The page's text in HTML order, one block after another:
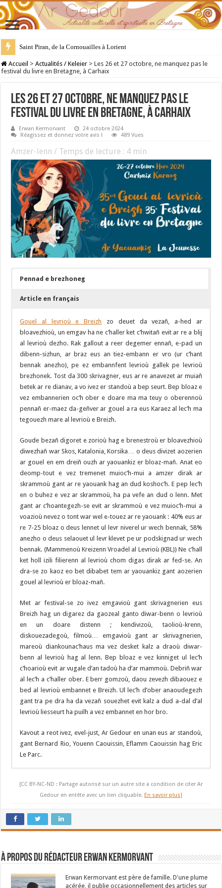
Saint Piran, de la Cornouailles à Lorient
28 juillet : Saint Samson de Dol, père de la Bretagne chrétienne
Accueil > Actualités / Keleier > Les 26 et 27 octobre, ne manquez pas le
festival du livre en Bretagne, à Carhaix
Les 26 et 27 octobre, ne manquez pas le
festival du livre en Bretagne, à Carhaix
Erwan Kermorvant
24 octobre 2024
Réagissez et donnez votre avis !
489 Vues
Amzer-lenn / Temps de lecture : 4 min
Pennad e brezhoneg
Article en français
Gouel al levrioù e Breizh zo deuet da vezañ, a-hed ar
bloavezhioù, un emgav ha ne c’haller ket c’hwitañ evit ar re a blij
al levrioù dezho. Rak gallout a reer degemer ennañ, e-pad un
dibenn-sizhun, ar braz eus an tiez-embann er vro (ur c’hant
bennak anezho), pe ez embannfent levrioù gallek pe levrioù
brezhonek. Tost da 300 skrivagner, eus ar re anavezet ar muiañ
betek ar re dianav, a vo ivez er standoù a bep seurt. Bep bloaz e
vez embannerien oc’h ober e doare ma ma teuy o oberennoù
pennañ er-maez da-geñver ar gouel a ra eus Karaez al lec’h ma
tegouezh mare al levrioù e Breizh.
Goude bezañ digoret e zorioù hag e brenestroù er bloavezhioù
diwezhañ war Skos, Katalonia, Korsika… o deus divizet aozerien
ar gouel en em dreiñ ouzh ar yaouankiz er bloaz-mañ. Anat eo
deomp-tout e vez tremenet muioc’h-mui a amzer dirak ar
skrammoù gant ar re yaouank hag an dud koshoc’h. E pep lec’h
en o buhez e vez ar skrammoù, ha pa vefe an dud o lenn. Met
gant ar c’hoantegezh-se evit ar skrammoù e vez muioc’h-mui a
voazioù nevez o tont war wel e-touez ar re yaouank : 40% eus ar
re 7-25 bloaz o deus lennet ul levr niverel ur wech bennak, 58%
anezho o deus selaouet ul levr klevet pe ur podskignad ur wech
bennak. (Mammenoù Kreizenn Vroadel al Levrioù (KBL)) Ne c’hall
ket holl izili filierenn al levrioù chom digas dirak ar fed-se. An
dra-se zo kaoz eo bet dibabet tem ar yaouankiz gant aozerien
gouel al levrioù er bloaz-mañ.
Met ar festival-se zo ivez emgavioù gant skrivagnerien eus
Breizh hag un digarez da gaozeal ganto diwar-benn o levrioù
en un doare distenn ; kendivizoù, taolioù-krenn,
diskouezadegoù, filmoù… emgavioù gant ar skrivagnerien,
mareoù diankounac’haus ma vez desket kalz a draoù diwar-
benn al levrioù hag al lenn. Bep bloaz e vez kinniget ul lec’h
c’hoarioù evit ar vugale d’an tadoù ha d’ar mammoù. Debriñ war
al lec’h a c’haller ober. E berr gomzoù, daou zevezh dibaouez e
bed al levrioù embannet e Breizh. Ul lec’h d’ober anaoudegezh
gant tra pe dra ha da vezañ souezhet evit kalz a dud a-dal d’al
levrioù liesseurt ha puilh a vez embannet en hor bro.
Kavout a reot ivez, evel-just, Ar Gedour en unan eus ar standoù,
gant Bernard Rio, Youenn Caouissin, Eflamm Caouissin hag Eric
Le Parc.
rendez-vous incontournable pour celles et ceux qui aiment les
livres. L’événement est unique en Bretagne. Il permet le temps
d’édition de la « région » ‘environ une centaine), qu’elles éditent
en langue française ou en breton. Près de 300 auteurs, des plus
Après avoir ouvert, ces dernières années, ses portes et ses
cette année de s’intéresser en particulier à la jeunesse. Ce n’est
[CC BY-NC-ND : Partage autorisé sur un autre site à condition de citer Ar
Gedour en entête avec un lien cliquable. En savoir plus]
À propos du rédacteur Erwan Kermorvant
Erwan Kermorvant est père de famille. D'une plume
acérée, il publie occasionnellement des articles sur